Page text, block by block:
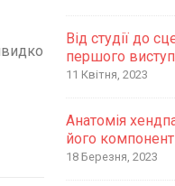
Від студії до
першого
11 Квітня, 2023
Анатомія
його
18 Березня, 2023